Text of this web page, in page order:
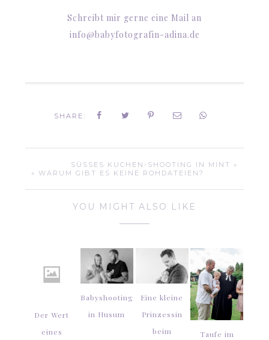
Schreibt mir gerne eine Mail an
info@babyfotografin-adina.de
SHARE:
SÜSSES KUCHEN-SHOOTING IN MINT »
« WARUM GIBT ES KEINE ROHDATEIEN?
YOU MIGHT ALSO LIKE
Der Wert
eines
Babyshooting
in Husum
Eine kleine
Prinzessin
beim
Taufe im